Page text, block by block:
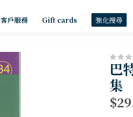
客戶服務 Gift cards 強化搜尋
巴
集